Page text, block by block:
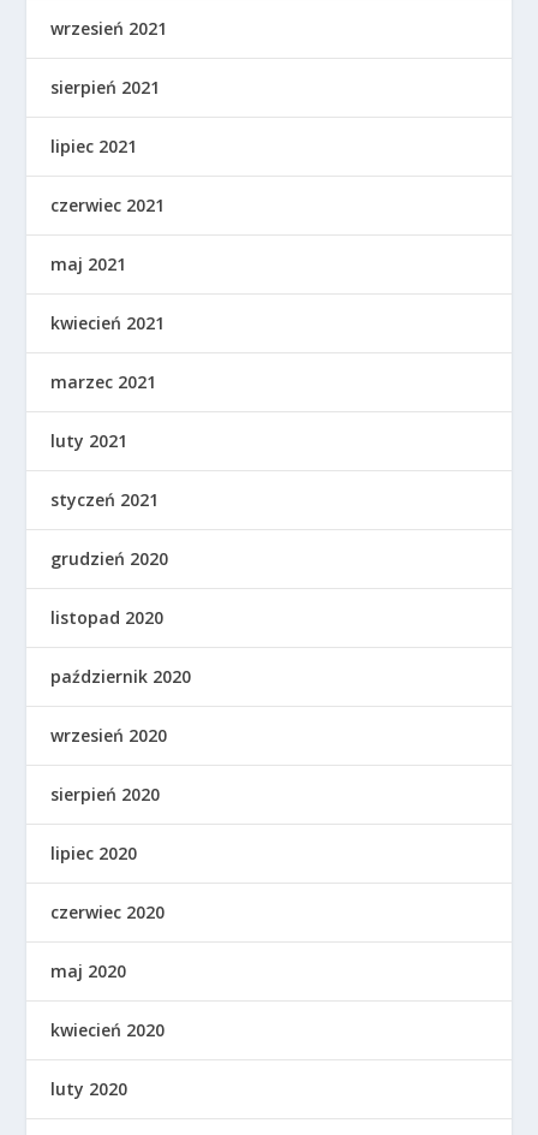
wrzesień 2021
sierpień 2021
lipiec 2021
czerwiec 2021
maj 2021
kwiecień 2021
marzec 2021
luty 2021
styczeń 2021
grudzień 2020
listopad 2020
październik 2020
wrzesień 2020
sierpień 2020
lipiec 2020
czerwiec 2020
maj 2020
kwiecień 2020
luty 2020